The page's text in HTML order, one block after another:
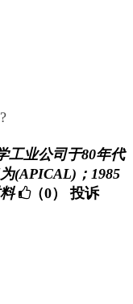
工业公司于80年代
(APICAL)；1985
（0） 投诉